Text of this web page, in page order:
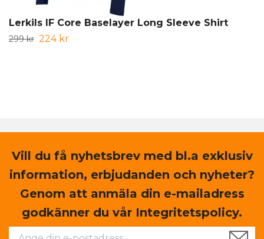
Lerkils IF Core Baselayer Long Sleeve Shirt
299 kr 224 kr
Vill du få nyhetsbrev med bl.a exklusiv
information, erbjudanden och nyheter?
Genom att anmäla din e-mailadress
godkänner du vår Integritetspolicy.